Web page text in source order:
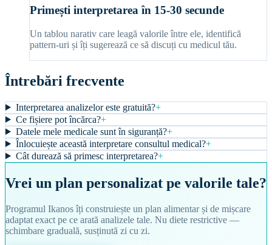
Primești interpretarea în 15-30 secunde
Un tablou narativ care leagă valorile între ele, identifică
pattern-uri și îți sugerează ce să discuți cu medicul tău.
Întrebări frecvente
Interpretarea analizelor este gratuită?+
Ce fișiere pot încărca?+
Datele mele medicale sunt în siguranță?+
Înlocuiește această interpretare consultul medical?+
Cât durează să primesc interpretarea?+
Vrei un plan personalizat pe valorile tale?
Programul Ikanos îți construiește un plan alimentar și de mișcare
adaptat exact pe ce arată analizele tale. Nu diete restrictive —
schimbare graduală, susținută zi cu zi.